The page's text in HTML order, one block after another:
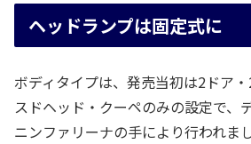
ヘッドランプは固定式に
ボディタイプは、発売当初は2ドア
スドヘッド・クーペのみの設定で、
ニンファリーナの手により行われま